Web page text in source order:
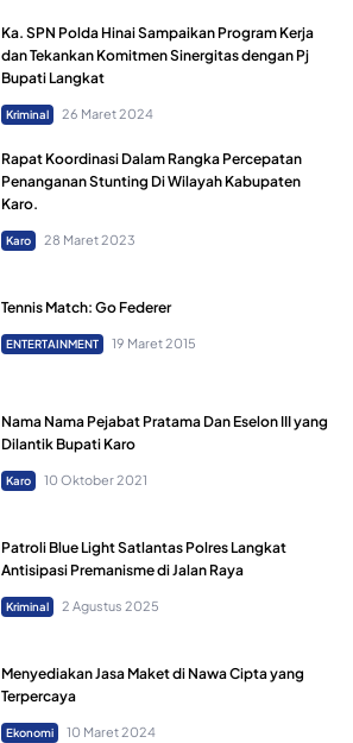
Ka. SPN Polda Hinai Sampaikan Program Kerja
dan Tekankan Komitmen Sinergitas dengan Pj
Bupati Langkat
Kriminal 26 Maret 2024
Rapat Koordinasi Dalam Rangka Percepatan
Penanganan Stunting Di Wilayah Kabupaten
Karo.
Karo 28 Maret 2023
Tennis Match: Go Federer
ENTERTAINMENT 19 Maret 2015
Nama Nama Pejabat Pratama Dan Eselon III yang
Dilantik Bupati Karo
Karo 10 Oktober 2021
Patroli Blue Light Satlantas Polres Langkat
Antisipasi Premanisme di Jalan Raya
Kriminal 2 Agustus 2025
Menyediakan Jasa Maket di Nawa Cipta yang
Terpercaya
Ekonomi 10 Maret 2024